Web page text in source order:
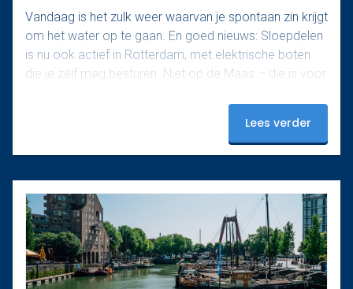
Vandaag is het zulk weer waarvan je spontaan zin krijgt
om het water op te gaan. En goed nieuws: Sloepdelen
is nu ook actief in Rotterdam, met elektrische boten
die je zélf mag besturen. Niet op de Maas – die is voor
de Oude Haven. En dat maakt het juist zo relaxed.
Ontdek het mooiste stukje van Rotterdam De Oude
Haven is een van de meest karakteristieke stukjes van
Lees verder